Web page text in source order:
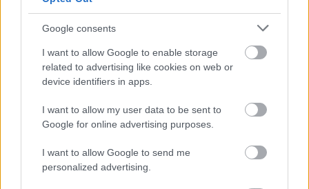
Google consents
I want to allow Google to enable storage
related to advertising like cookies on web or
device identifiers in apps.
I want to allow my user data to be sent to
Google for online advertising purposes.
I want to allow Google to send me
personalized advertising.
maradjanak együtt. Néha el kell tévedni ahhoz, hogy egy
egyszerű dolgot megértsünk: a család nem attól lesz erős,
hogy valaki mindent egyedül visz, hanem attól, hogy ketten
döntenek úgy, hogy együtt mennek haza.